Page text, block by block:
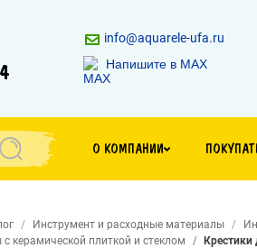
info@aquarele-ufa.ru
Напишите в MAX
О КОМПАНИИ
Инструмент и расходные материалы
керамической плиткой и стеклом